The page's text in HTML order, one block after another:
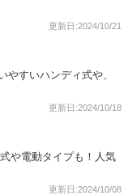
更新日:2024/10/21
やすいハンディ式や、
更新日:2024/10/18
や電動タイプも！人気
更新日:2024/10/08